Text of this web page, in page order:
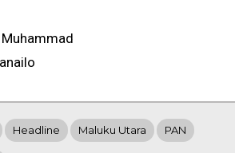
Headline Maluku Utara PAN